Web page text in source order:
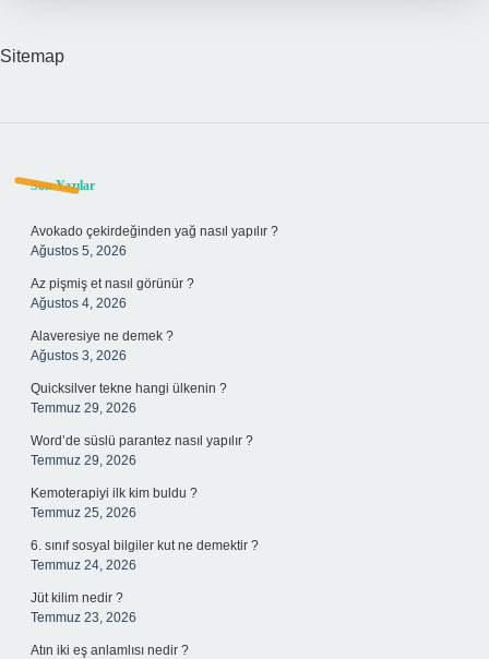
Sitemap
Sidebar
Son Yazılar
Avokado çekirdeğinden yağ nasıl yapılır ?
Ağustos 5, 2026
Az pişmiş et nasıl görünür ?
Ağustos 4, 2026
Alaveresiye ne demek ?
Ağustos 3, 2026
Quicksilver tekne hangi ülkenin ?
Temmuz 29, 2026
Word’de süslü parantez nasıl yapılır ?
Temmuz 29, 2026
Kemoterapiyi ilk kim buldu ?
Temmuz 25, 2026
6. sınıf sosyal bilgiler kut ne demektir ?
Temmuz 24, 2026
Jüt kilim nedir ?
Temmuz 23, 2026
Atın iki eş anlamlısı nedir ?